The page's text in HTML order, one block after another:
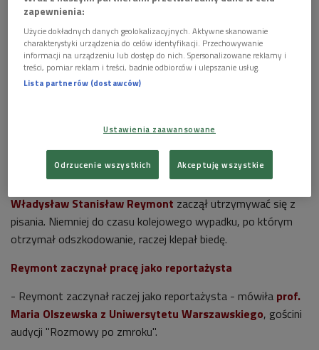
Jacek Malczewski, Portret Władysława Reymonta, 1905, Muzeum Narodowe
w Warszawie
Foto: Domena publiczna/CC0
Nie lubił podobno szkoły, miał opinię urwisa, wykształcił się
na krawca, bywał, z niewielkim powodzeniem, aktorem,
Władysław Stanisław Reymont zaczął utrzymywać się z
pisania. Niemniej do czasu kolejowego wypadku, po którym
otrzymał odszkodowanie, raczej klepał biedę.
Reymont zaczynał pracę jako reportażysta
- Reymont zaczynał raczej jako reportażysta - mówiła prof.
Maria Olszewska z Uniwersytetu Warszawskiego, gościni
audycji "Rozmowy po zmroku".
zapewnienia:
Użycie dokładnych danych geolokalizacyjnych. Aktywne skanowanie
charakterystyki urządzenia do celów identyfikacji. Przechowywanie
informacji na urządzeniu lub dostęp do nich. Spersonalizowane reklamy i
treści, pomiar reklam i treści, badnie odbiorców i ulepszanie usług.
Lista partnerów (dostawców)
Ustawienia zaawansowane
Odrzucenie wszystkich Akceptuję wszystkie